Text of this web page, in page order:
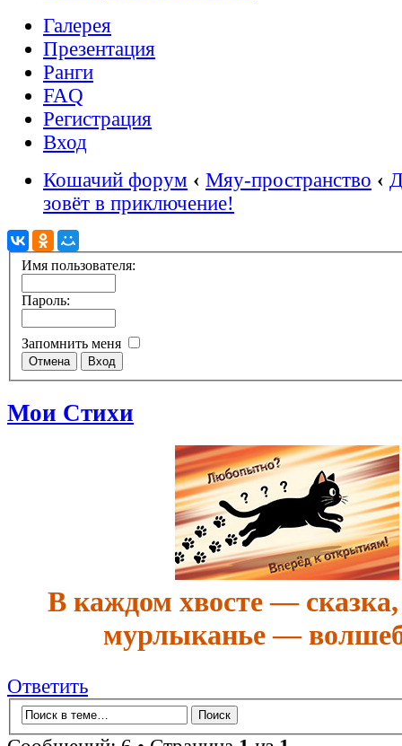
Галерея
Презентация
Ранги
FAQ
Регистрация
Вход
Кошачий форум ‹ Мяу-пространство ‹
зовёт в приключение!
Имя пользователя:
Пароль:
Запомнить меня
Мои Стихи
В каждом хвосте —
мурлыканье —
Ответить